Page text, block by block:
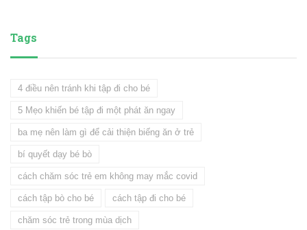
Tags
4 điều nên tránh khi tập đi cho bé
5 Mẹo khiến bé tập đi một phát ăn ngay
ba mẹ nên làm gì để cải thiện biếng ăn ở trẻ
bí quyết dạy bé bò
cách chăm sóc trẻ em không may mắc covid
cách tập bò cho bé cách tập đi cho bé
chăm sóc trẻ trong mùa dịch